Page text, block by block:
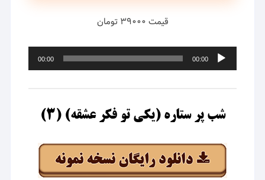
قیمت ۳۹۰۰۰ تومان
پخش‌کننده
صوت
00:00
00:00
شب پر ستاره (یکی تو فکر عشقه) (۳)